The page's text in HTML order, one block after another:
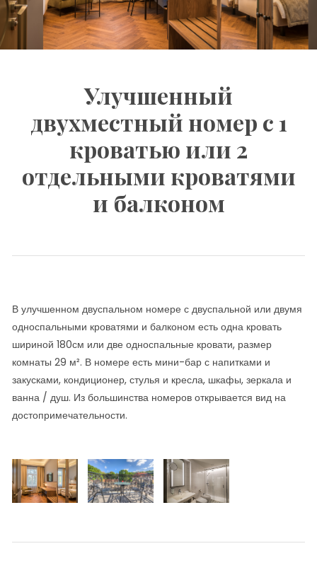
Улучшенный
двухместный номер с 1
кроватью или 2
отдельными кроватями
и балконом
В улучшенном двуспальном номере с двуспальной или двумя
односпальными кроватями и балконом есть одна кровать
шириной 180см или две односпальные кровати, размер
комнаты 29 м². В номере есть мини-бар с напитками и
закусками, кондиционер, стулья и кресла, шкафы, зеркала и
ванна / душ. Из большинства номеров открывается вид на
достопримечательности.